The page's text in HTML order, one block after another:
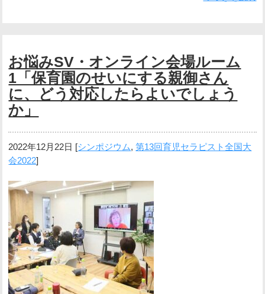
お悩みSV・オンライン会場ルーム
1「保育園のせいにする親御さん
に、どう対応したらよいでしょう
か」
2022年12月22日 [シンポジウム,第13回育児セラピスト全国大
会2022]